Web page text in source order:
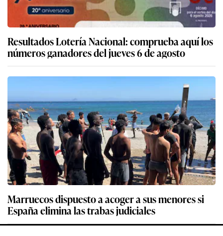
Resultados Lotería Nacional: comprueba aquí los
números ganadores del jueves 6 de agosto
Marruecos dispuesto a acoger a sus menores si
España elimina las trabas judiciales